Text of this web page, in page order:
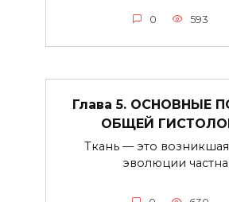
0 593
Глава 5. ОСНОВНЫЕ
ОБЩЕЙ
Ткань — это
эволюции